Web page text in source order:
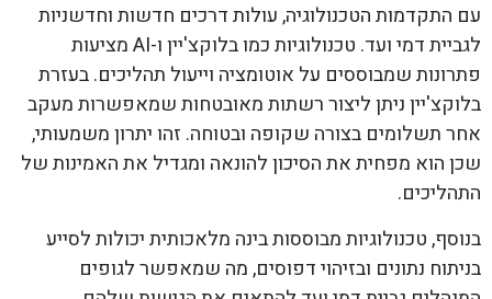
עם התקדמות הטכנולוגיה, עולות דרכים חדשות וחדשניות
לגביית דמי ועד. טכנולוגיות כמו בלוקצ'יין ו-AI מציעות
פתרונות שמבוססים על אוטומציה וייעול תהליכים. בעזרת
בלוקצ'יין ניתן ליצור רשתות מאובטחות שמאפשרות מעקב
אחר תשלומים בצורה שקופה ובטוחה. זהו יתרון משמעותי,
שכן הוא מפחית את הסיכון להונאה ומגדיל את האמינות של
התהליכים.
בנוסף, טכנולוגיות מבוססות בינה מלאכותית יכולות לסייע
בניתוח נתונים ובזיהוי דפוסים, מה שמאפשר לגופים